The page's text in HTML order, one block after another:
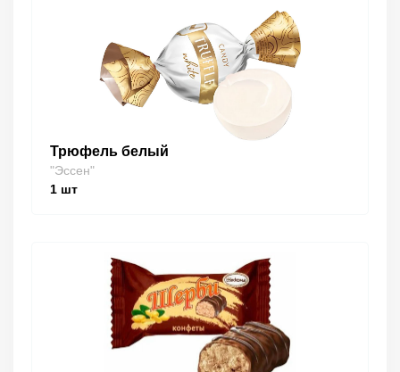
Трюфель белый
"Эссен"
1 шт